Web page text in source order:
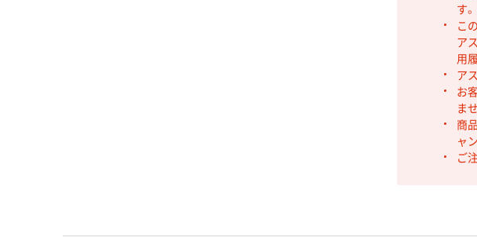
す。
こ
ア
用
ア
お
ま
商
ャ
ご